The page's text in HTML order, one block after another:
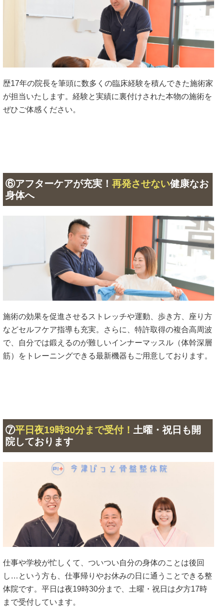
歴17年の院長を筆頭に数多くの臨床経験を積んできた施術家
が担当いたします。経験と実績に裏付けされた本物の施術を
ぜひご体感ください。
⑥アフターケアが充実！ 再発させない健康なお
身体へ
施術の効果を促進させるストレッチや運動、歩き方、座り方
などセルフケア指導も充実。さらに、特許取得の複合高周波
で、自分では鍛えるのが難しいインナーマッスル（体幹深層
筋）をトレーニングできる最新機器もご用意しております。
⑦平日夜19時30分まで受付！ 土曜・祝日も開
院しております
仕事や学校が忙しくて、ついつい自分の身体のことは後回
し…という方も、仕事帰りやお休みの日に通うことできる整
体院です。平日は夜19時30分まで、土曜・祝日は夕方17時
まで受付しています。